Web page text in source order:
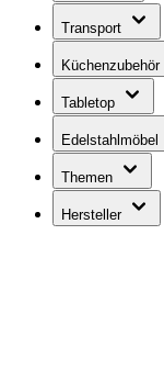
Transport
Küchenzubehör
Tabletop
Edelstahlmöbel
Themen
Hersteller